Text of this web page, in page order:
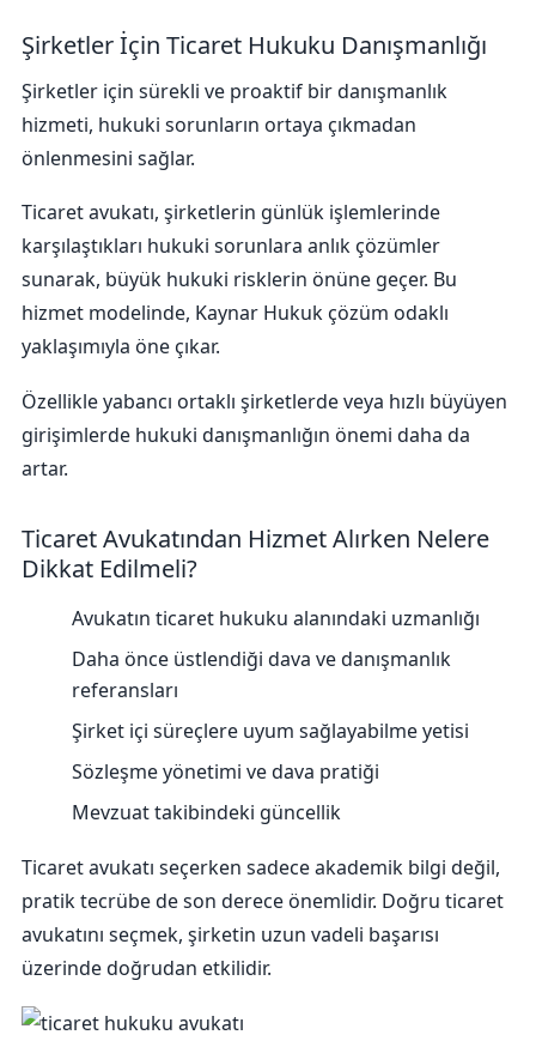
Şirketler İçin Ticaret Hukuku Danışmanlığı
Şirketler için sürekli ve proaktif bir danışmanlık
hizmeti, hukuki sorunların ortaya çıkmadan
önlenmesini sağlar.
Ticaret avukatı, şirketlerin günlük işlemlerinde
karşılaştıkları hukuki sorunlara anlık çözümler
sunarak, büyük hukuki risklerin önüne geçer. Bu
hizmet modelinde, Kaynar Hukuk çözüm odaklı
yaklaşımıyla öne çıkar.
Özellikle yabancı ortaklı şirketlerde veya hızlı büyüyen
girişimlerde hukuki danışmanlığın önemi daha da
artar.
Ticaret Avukatından Hizmet Alırken Nelere
Dikkat Edilmeli?
Avukatın ticaret hukuku alanındaki uzmanlığı
Daha önce üstlendiği dava ve danışmanlık
referansları
Şirket içi süreçlere uyum sağlayabilme yetisi
Sözleşme yönetimi ve dava pratiği
Mevzuat takibindeki güncellik
Ticaret avukatı seçerken sadece akademik bilgi değil,
pratik tecrübe de son derece önemlidir. Doğru ticaret
avukatını seçmek, şirketin uzun vadeli başarısı
üzerinde doğrudan etkilidir.